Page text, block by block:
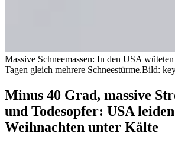
Massive Schneemassen: In den USA
Tagen gleich mehrere Schneestürme.Bild:
Minus 40 Grad, massive
und Todesopfer: USA
Weihnachten unter Kälte